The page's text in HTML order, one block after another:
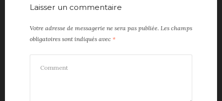
Laisser un commentaire
Votre adresse de messagerie ne sera pas publiée. Les champs
obligatoires sont indiqués avec *